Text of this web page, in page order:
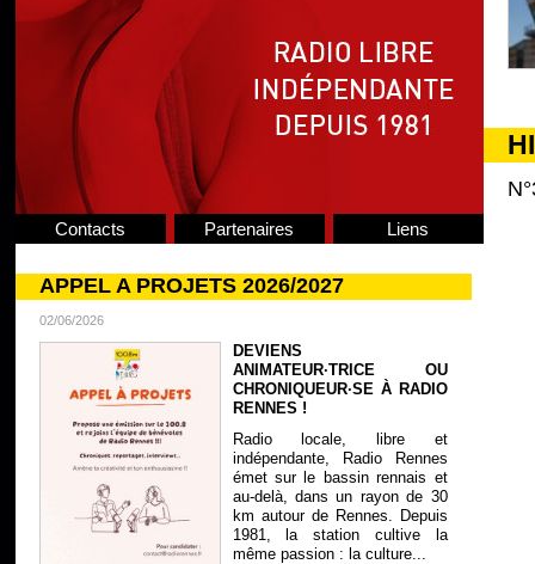
Contacts Partenaires Liens
APPEL A PROJETS 2026/2027
02/06/2026
DEVIENS
ANIMATEUR·TRICE OU
CHRONIQUEUR·SE À RADIO
RENNES !
Radio locale, libre et
indépendante, Radio Rennes
émet sur le bassin rennais et
au-delà, dans un rayon de 30
km autour de Rennes. Depuis
1981, la station cultive la
même passion : la culture...